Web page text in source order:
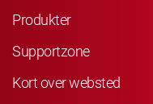
Produkter
Supportzone
Kort over websted